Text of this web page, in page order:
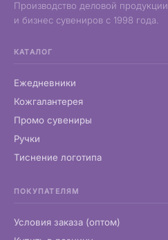
Производство деловой продукции
и бизнес сувениров с 1998 года.
КАТАЛОГ
Ежедневники
Кожгалантерея
Промо сувениры
Ручки
Тиснение логотипа
ПОКУПАТЕЛЯМ
Условия заказа (оптом)